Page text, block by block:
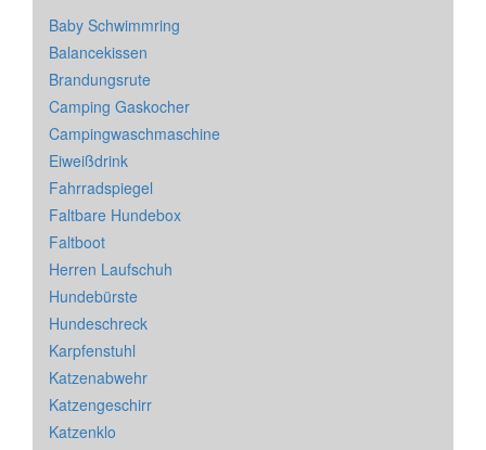
Baby Schwimmring
Balancekissen
Brandungsrute
Camping Gaskocher
Campingwaschmaschine
Eiweißdrink
Fahrradspiegel
Faltbare Hundebox
Faltboot
Herren Laufschuh
Hundebürste
Hundeschreck
Karpfenstuhl
Katzenabwehr
Katzengeschirr
Katzenklo